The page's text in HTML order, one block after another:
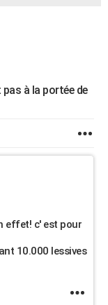
à la portée de
effet! c' est pour
10.000 lessives